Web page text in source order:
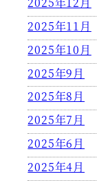
2025年11月
2025年10月
2025年9月
2025年8月
2025年7月
2025年6月
2025年4月